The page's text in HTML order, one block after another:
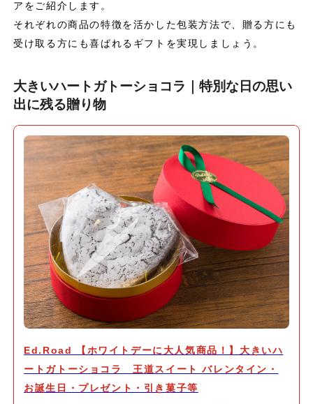
アをご紹介します。
それぞれの商品の特徴を活かした包装方法で、贈る方にも
受け取る方にも喜ばれるギフトを実現しましょう。
大きいハートガトーショコラ｜特別な日の思い
出に残る贈り物
Ed.Road 【ホワイトデーに大人気商品！】大きいハ
ートガトーショコラ 王道スイート バレンタイン・
お誕生日・プレゼント・引き菓子等